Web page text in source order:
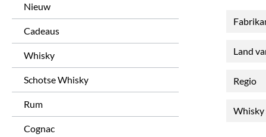
Nieuw
Cadeaus
Whisky
Schotse Whisky
Rum
Cognac
Land
Regio
Whisky